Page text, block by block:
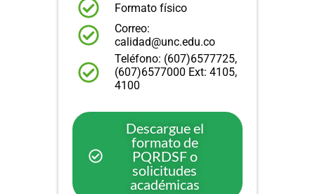
Formato físico
Correo:
calidad@unc.edu.co
Teléfono: (607)6577725,
(607)6577000 Ext: 4105,
4100
Descargue el
formato de
PQRDSF o
solicitudes
académicas